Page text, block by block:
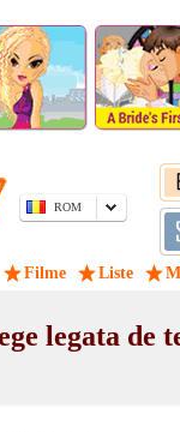
ROM
Filme Liste
legata de